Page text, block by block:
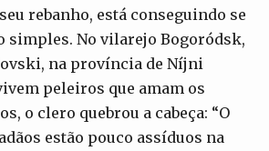
rebanho, está conseguindo se
simples. No vilarejo Bogoródsk,
na província de Níjni
peleiros que amam os
o clero quebrou a cabeça: “O
estão pouco assíduos na